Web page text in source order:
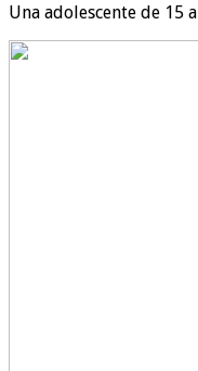
Una adolescente de 15